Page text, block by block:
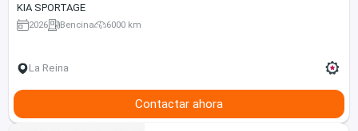
KIA SPORTAGE
2026 Bencina 6000 km
La Reina
Contactar ahora